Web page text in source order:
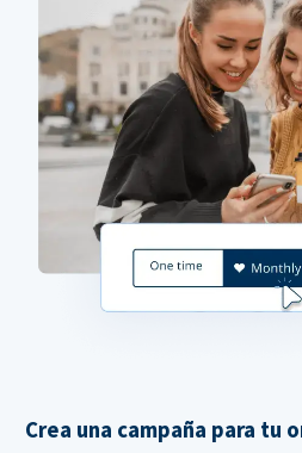
Crea una campaña para tu